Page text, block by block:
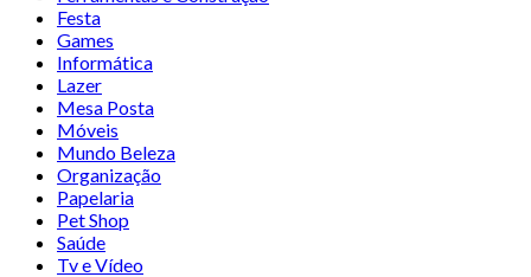
Festa
Games
Informática
Lazer
Mesa Posta
Móveis
Mundo Beleza
Organização
Papelaria
Pet Shop
Saúde
Tv e Vídeo